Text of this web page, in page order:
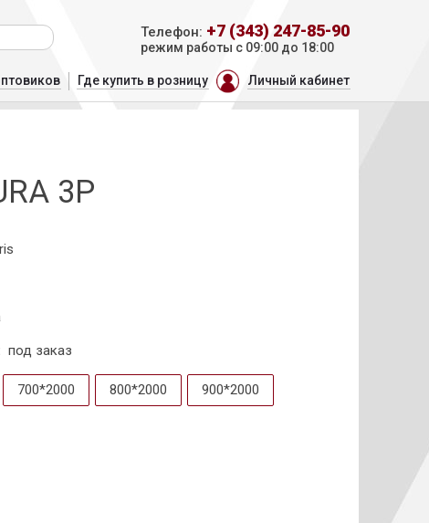
Телефон: +7 (343) 247-85-90
режим работы с 09:00 до 18:00
Где купить в розницу Личный кабинет
3P
под заказ
700*2000 800*2000 900*2000